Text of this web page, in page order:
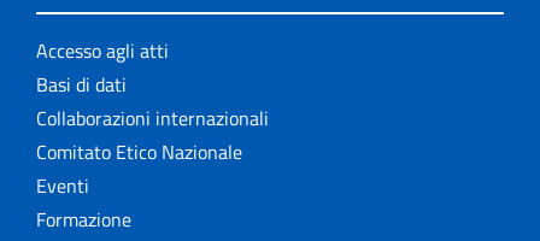
Accesso agli atti
Basi di dati
Collaborazioni internazionali
Comitato Etico Nazionale
Eventi
Formazione